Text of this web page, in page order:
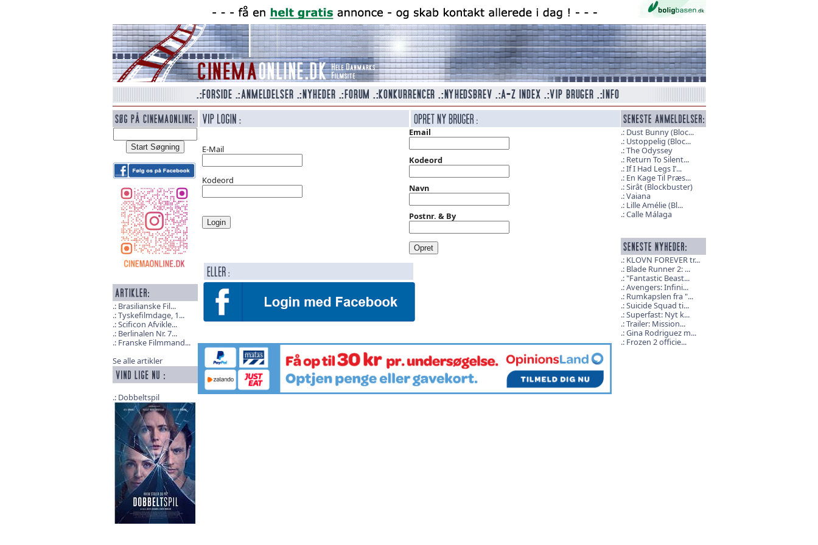
Brasilianske Fil...
Tyskefilmdage, 1...
Scificon Afvikle...
Berlinalen Nr. 7...
Franske Filmmand...
Se alle artikler
Dobbeltspil
E-Mail
Kodeord
Email
Kodeord
Navn
Postnr. & By
Dust Bunny (Bloc...
Ustoppelig (Bloc...
The Odyssey
Return To Silent...
If I Had Legs I’...
En Kage Til Præs...
Sirât (Blockbuster)
Vaiana
Lille Amélie (Bl...
Calle Málaga
KLOVN FOREVER tr...
Blade Runner 2: ...
"Fantastic Beast...
Avengers: Infini...
Rumkapslen fra "...
Suicide Squad ti...
Superfast: Nyt k...
Trailer: Mission...
Gina Rodriguez m...
Frozen 2 officie...